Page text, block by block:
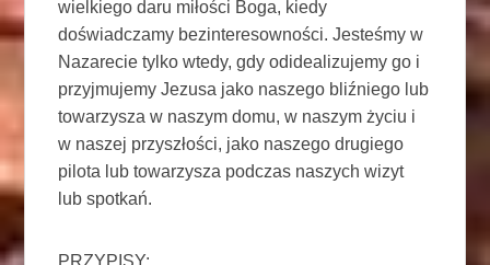
wielkiego daru miłości Boga, kiedy
doświadczamy bezinteresowności. Jesteśmy w
Nazarecie tylko wtedy, gdy odidealizujemy go i
przyjmujemy Jezusa jako naszego bliźniego lub
towarzysza w naszym domu, w naszym życiu i
w naszej przyszłości, jako naszego drugiego
pilota lub towarzysza podczas naszych wizyt
lub spotkań.
PRZYPISY: